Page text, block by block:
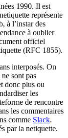
1990. Il est
représente
à l’instar des
à oublier
officiel
(RFC 1855).
interposés. On
sont pas
donc plus ou
les
de rencontre
les commentaires
comme Slack.
par la netiquette.